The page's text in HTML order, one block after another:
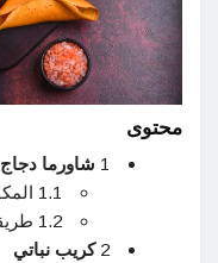
محتوى
1 شاورما دجاج
1.1 المكونات
1.2 طريقة التحضير
2 كريب نباتي